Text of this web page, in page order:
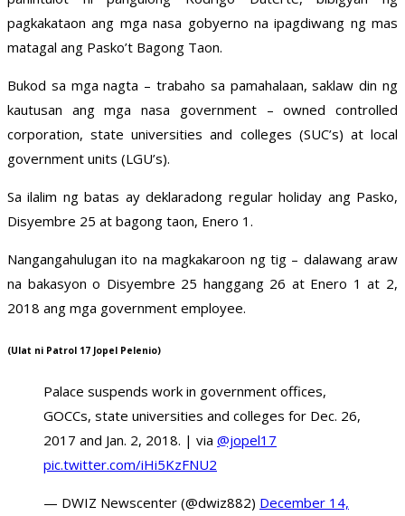
pagkakataon ang mga nasa gobyerno na ipagdiwang ng mas
matagal ang Pasko’t Bagong Taon.
Bukod sa mga nagta – trabaho sa pamahalaan, saklaw din ng
kautusan ang mga nasa government – owned controlled
corporation, state universities and colleges (SUC’s) at local
government units (LGU’s).
Sa ilalim ng batas ay deklaradong regular holiday ang Pasko,
Disyembre 25 at bagong taon, Enero 1.
Nangangahulugan ito na magkakaroon ng tig – dalawang araw
na bakasyon o Disyembre 25 hanggang 26 at Enero 1 at 2,
2018 ang mga government employee.
(Ulat ni Patrol 17 Jopel Pelenio)
Palace suspends work in government offices,
GOCCs, state universities and colleges for Dec. 26,
2017 and Jan. 2, 2018. | via @jopel17
pic.twitter.com/iHi5KzFNU2
— DWIZ Newscenter (@dwiz882) December 14,